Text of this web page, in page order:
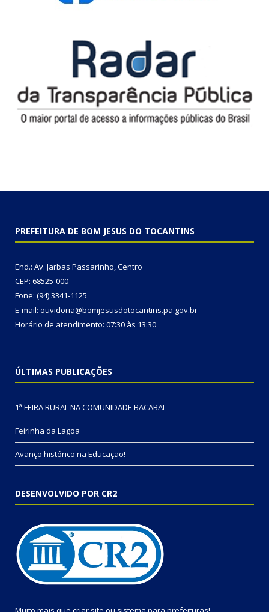
PREFEITURA DE BOM JESUS DO TOCANTINS
End.: Av. Jarbas Passarinho, Centro
CEP: 68525-000
Fone: (94) 3341-1125
E-mail: ouvidoria@bomjesusdotocantins.pa.gov.br
Horário de atendimento: 07:30 às 13:30
ÚLTIMAS PUBLICAÇÕES
1ª FEIRA RURAL NA COMUNIDADE BACABAL
Feirinha da Lagoa
Avanço histórico na Educação!
DESENVOLVIDO POR CR2